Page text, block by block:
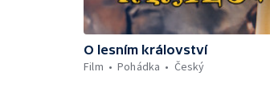
O lesním království
Film
Pohádka Český